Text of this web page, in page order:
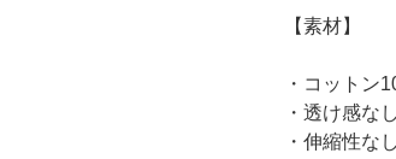
【素材】
・コットン
・透け感なし
・伸縮性な